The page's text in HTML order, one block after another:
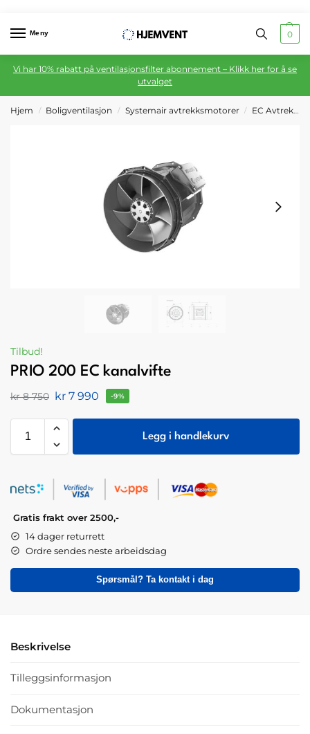
Meny 0
Vi har 10% rabatt på ventilasjonsfilter abonnement – Klikk her for å se
utvalget
Hjem / Boligventilasjon / Systemair avtrekksmotorer / EC Avtrekksmotor
Tilbud!
PRIO 200 EC kanalvifte
kr8 750 kr 7 990 -9%
Legg i handlekurv
Gratis frakt over 2500,-
14 dager returrett
Ordre sendes neste arbeidsdag
Spørsmål? Ta kontakt i dag
Beskrivelse
Tilleggsinformasjon
Dokumentasjon